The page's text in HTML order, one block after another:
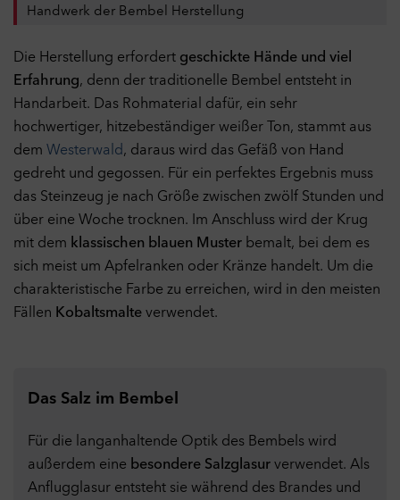
Handwerk der Bembel Herstellung
Die Herstellung erfordert geschickte Hände und viel
Erfahrung, denn der traditionelle Bembel entsteht in
Handarbeit. Das Rohmaterial dafür, ein sehr
hochwertiger, hitzebeständiger weißer Ton, stammt aus
dem Westerwald, daraus wird das Gefäß von Hand
gedreht und gegossen. Für ein perfektes Ergebnis muss
das Steinzeug je nach Größe zwischen zwölf Stunden und
über eine Woche trocknen. Im Anschluss wird der Krug
mit dem klassischen blauen Muster bemalt, bei dem es
sich meist um Apfelranken oder Kränze handelt. Um die
charakteristische Farbe zu erreichen, wird in den meisten
Fällen Kobaltsmalte verwendet.
Das Salz im Bembel
Für die langanhaltende Optik des Bembels wird
außerdem eine besondere Salzglasur verwendet. Als
Anflugglasur entsteht sie während des Brandes und